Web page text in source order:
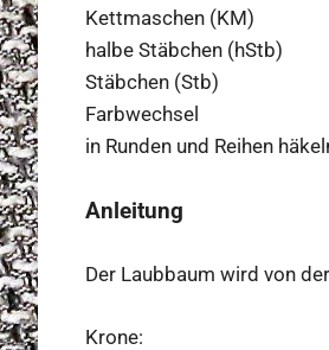
Kettmaschen (KM)
halbe Stäbchen (hStb)
Stäbchen (Stb)
Farbwechsel
in Runden und Reihen
Anleitung
Der Laubbaum wird von
Krone: